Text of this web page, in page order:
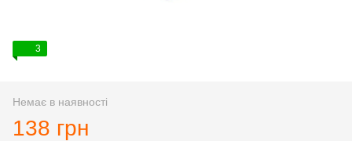
3
Немає в наявності
138 грн